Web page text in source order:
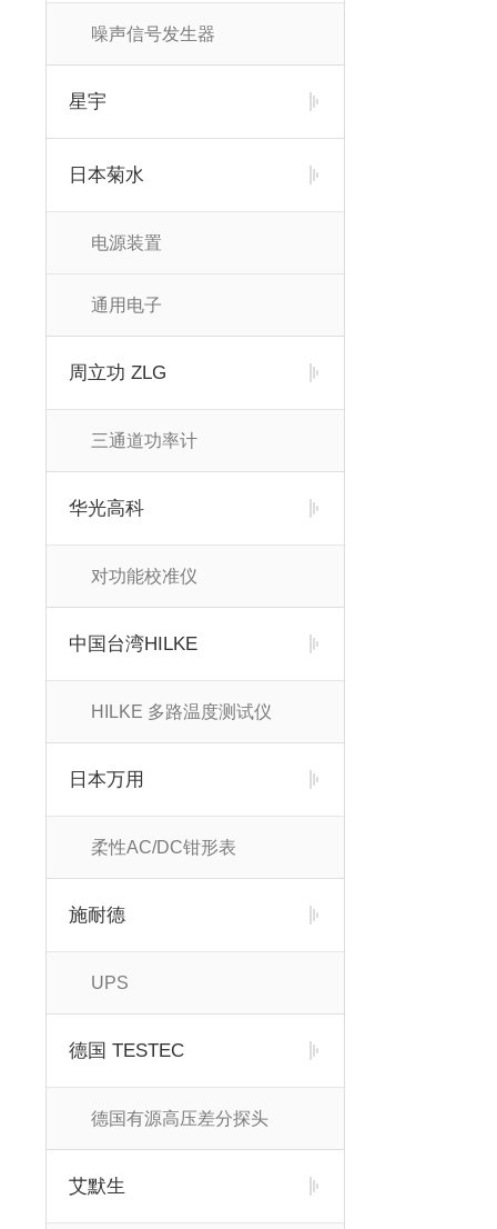
噪声信号发生器
星宇
日本菊水
电源装置
通用电子
周立功 ZLG
三通道功率计
华光高科
对功能校准仪
中国台湾HILKE
HILKE 多路温度测试仪
日本万用
柔性AC/DC钳形表
施耐德
UPS
德国 TESTEC
德国有源高压差分探头
艾默生